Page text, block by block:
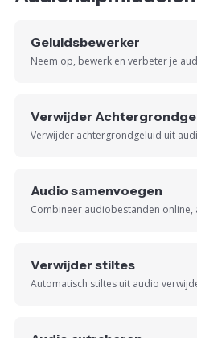
Geluidsbewerker
Neem op, bewerk en verbeter je
Verwijder
Verwijder achtergrondgeluid uit
Audio samenvoegen
Combineer audiobestanden online,
Verwijder stiltes
Automatisch stiltes uit audio